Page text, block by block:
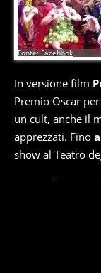
Fonte: Facebook
In versione film
Premio Oscar
un cult, anche il
apprezzati. Fino
show al Teatro